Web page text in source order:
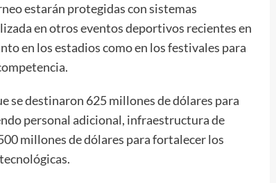
estarán protegidas con sistemas
en otros eventos deportivos recientes en
en los estadios como en los festivales para
se destinaron 625 millones de dólares para
personal adicional, infraestructura de
millones de dólares para fortalecer los